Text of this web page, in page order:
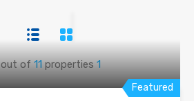
1
out of11 properties
Featured